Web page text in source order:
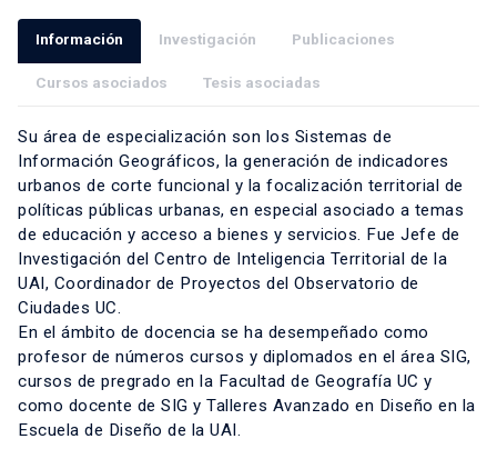
Información Investigación Publicaciones
Cursos asociados Tesis asociadas
Su área de especialización son los Sistemas de
Información Geográficos, la generación de indicadores
urbanos de corte funcional y la focalización territorial de
políticas públicas urbanas, en especial asociado a temas
de educación y acceso a bienes y servicios. Fue Jefe de
Investigación del Centro de Inteligencia Territorial de la
UAI, Coordinador de Proyectos del Observatorio de
Ciudades UC.
En el ámbito de docencia se ha desempeñado como
profesor de números cursos y diplomados en el área SIG,
cursos de pregrado en la Facultad de Geografía UC y
como docente de SIG y Talleres Avanzado en Diseño en la
Escuela de Diseño de la UAI.